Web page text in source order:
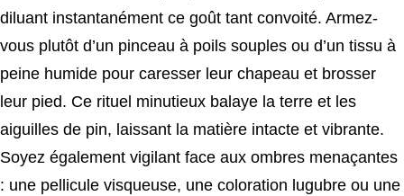
diluant instantanément ce goût tant convoité. Armez-
vous plutôt d’un pinceau à poils souples ou d’un tissu à
peine humide pour caresser leur chapeau et brosser
leur pied. Ce rituel minutieux balaye la terre et les
aiguilles de pin, laissant la matière intacte et vibrante.
Soyez également vigilant face aux ombres menaçantes
: une pellicule visqueuse, une coloration lugubre ou une